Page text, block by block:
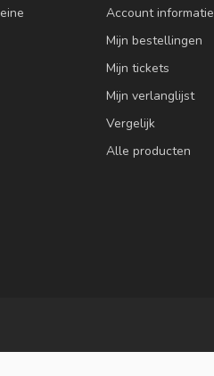
Account informatie
Mijn bestellingen
Mijn tickets
Mijn verlanglijst
Vergelijk
Alle producten